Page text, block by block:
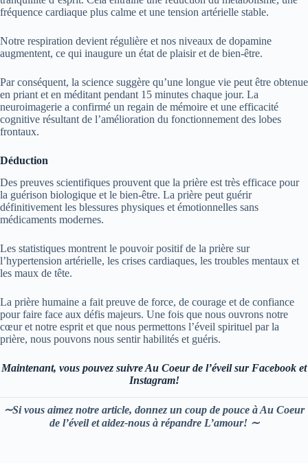
fréquence cardiaque plus calme et une tension artérielle stable.
Notre respiration devient régulière et nos niveaux de dopamine
augmentent, ce qui inaugure un état de plaisir et de bien-être.
Par conséquent, la science suggère qu’une longue vie peut être obtenue
en priant et en méditant pendant 15 minutes chaque jour. La
neuroimagerie a confirmé un regain de mémoire et une efficacité
cognitive résultant de l’amélioration du fonctionnement des lobes
frontaux.
Déduction
Des preuves scientifiques prouvent que la prière est très efficace pour
la guérison biologique et le bien-être. La prière peut guérir
définitivement les blessures physiques et émotionnelles sans
médicaments modernes.
Les statistiques montrent le pouvoir positif de la prière sur
l’hypertension artérielle, les crises cardiaques, les troubles mentaux et
les maux de tête.
La prière humaine a fait preuve de force, de courage et de confiance
pour faire face aux défis majeurs. Une fois que nous ouvrons notre
cœur et notre esprit et que nous permettons l’éveil spirituel par la
prière, nous pouvons nous sentir habilités et guéris.
Maintenant, vous pouvez suivre Au Coeur de l’éveil sur Facebook et
Instagram!
∼Si vous aimez notre article, donnez un coup de pouce à Au Coeur
de l’éveil et aidez-nous à répandre L’amour! ∼